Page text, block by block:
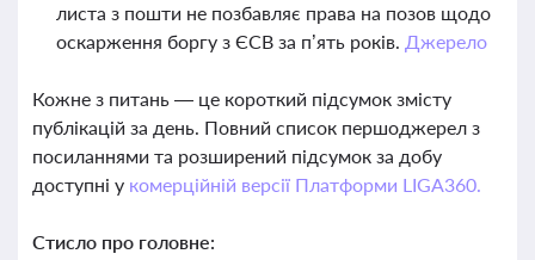
листа з пошти не позбавляє права на позов щодо
оскарження боргу з ЄСВ за п’ять років. Джерело
Кожне з питань — це короткий підсумок змісту
публікацій за день. Повний список першоджерел з
посиланнями та розширений підсумок за добу
доступні у комерційній версії Платформи LIGA360.
Стисло про головне: